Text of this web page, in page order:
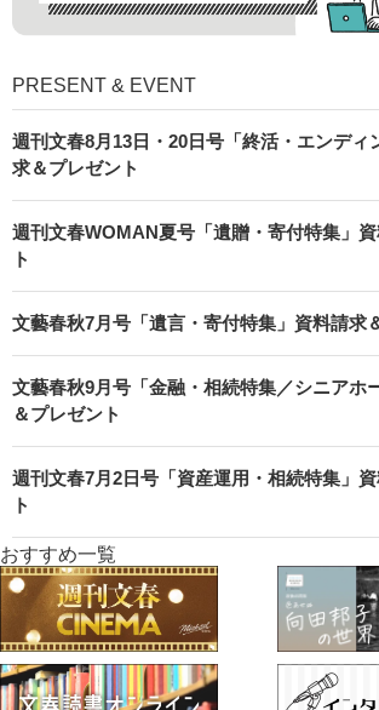
PRESENT & EVENT
週刊文春8月13日・20日号「終活・エンディ
求＆プレゼント
週刊文春WOMAN夏号「遺贈・寄付特集」
ト
文藝春秋7月号「遺言・寄付特集」資料請求
文藝春秋9月号「金融・相続特集／シニアホ
＆プレゼント
週刊文春7月2日号「資産運用・相続特集」
ト
おすすめ一覧